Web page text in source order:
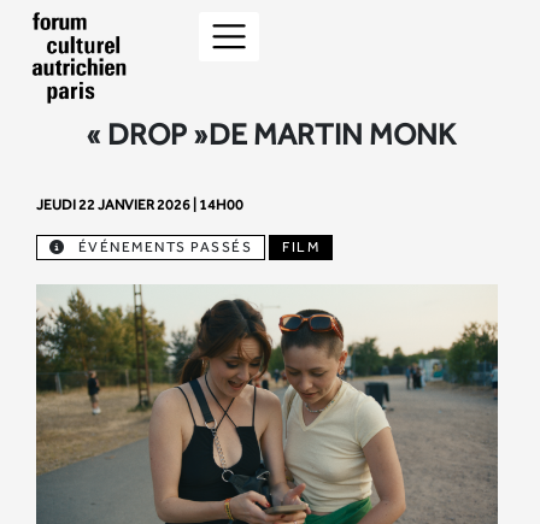
« DROP »DE MARTIN MONK
JEUDI 22 JANVIER 2026 | 14H00
ÉVÉNEMENTS PASSÉS FILM